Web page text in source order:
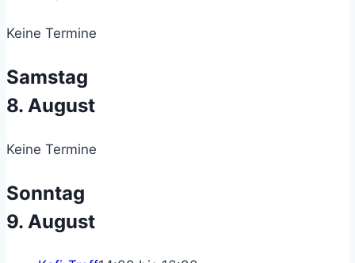
Keine Termine
Samstag
8. August
Keine Termine
Sonntag
9. August